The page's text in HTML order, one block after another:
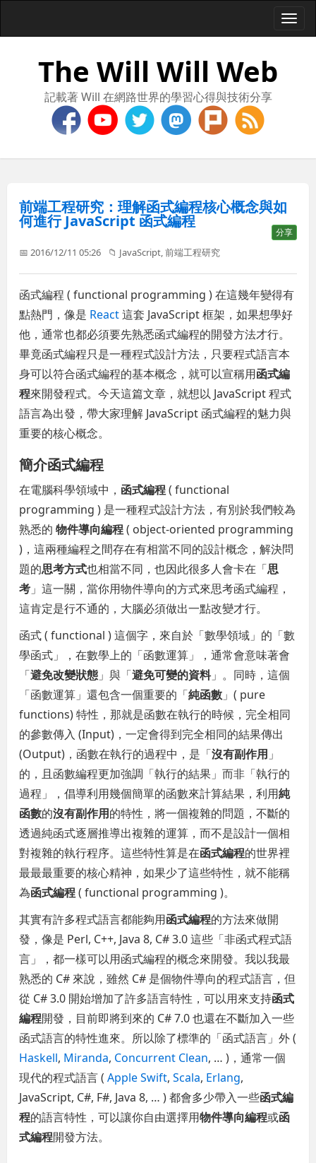
The Will Will Web
記載著 Will 在網路世界的學習心得與技術分享
前端工程研究：理解函式編程核心概念與如
何進行 JavaScript 函式編程
分享
📅 2016/12/11 05:26 📁 JavaScript ,前端工程研究
函式編程 ( functional programming ) 在這幾年變得有
點熱門，像是 React這套 JavaScript 框架，如果想學好
他，通常也都必須要先熟悉函式編程的開發方法才行。
畢竟函式編程只是一種程式設計方法，只要程式語言本
身可以符合函式編程的基本概念，就可以宣稱用函式編
程來開發程式。今天這篇文章，就想以 JavaScript 程式
語言為出發，帶大家理解 JavaScript 函式編程的魅力與
重要的核心概念。
簡介函式編程
在電腦科學領域中， 函式編程( functional
programming ) 是一種程式設計方法，有別於我們較為
熟悉的物件導向編程( object-oriented programming
)，這兩種編程之間存在有相當不同的設計概念，解決問
題的思考方式也相當不同，也因此很多人會卡在「思
考 」這一關，當你用物件導向的方式來思考函式編程，
這肯定是行不通的，大腦必須做出一點改變才行。
函式 ( functional ) 這個字，來自於「數學領域」的「數
學函式」，在數學上的「函數運算」，通常會意味著會
「避免改變狀態 」與「避免可變的資料」。同時，這個
「函數運算」還包含一個重要的「純函數 」( pure
functions) 特性，那就是函數在執行的時候，完全相同
的參數傳入 (Input)，一定會得到完全相同的結果傳出
(Output)，函數在執行的過程中，是「沒有副作用 」
的，且函數編程更加強調「執行的結果」而非「執行的
過程」，倡導利用幾個簡單的函數來計算結果，利用純
函數的沒有副作用的特性，將一個複雜的問題，不斷的
透過純函式逐層推導出複雜的運算，而不是設計一個相
對複雜的執行程序。這些特性算是在函式編程的世界裡
最最最重要的核心精神，如果少了這些特性，就不能稱
為函式編程( functional programming )。
其實有許多程式語言都能夠用函式編程的方法來做開
發，像是 Perl, C++, Java 8, C# 3.0 這些「非函式程式語
言」，都一樣可以用函式編程的概念來開發。我以我最
熟悉的 C# 來說，雖然 C# 是個物件導向的程式語言，但
從 C# 3.0 開始增加了許多語言特性，可以用來支持函式
編程開發，目前即將到來的 C# 7.0 也還在不斷加入一些
函式語言的特性進來。所以除了標準的「函式語言」外 (
Haskell, Miranda, Concurrent Clean, … )，通常一個
現代的程式語言 (Apple Swift,Scala, Erlang,
JavaScript, C#, F#, Java 8, … ) 都會多少帶入一些函式編
程的語言特性，可以讓你自由選擇用物件導向編程或函
式編程開發方法。